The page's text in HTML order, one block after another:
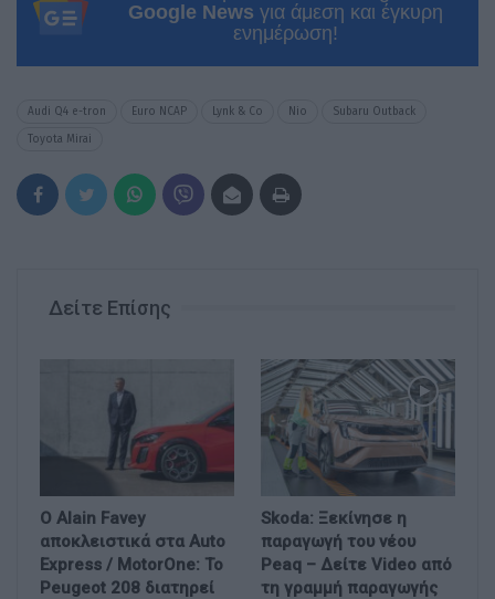
Google News για άμεση και έγκυρη
ενημέρωση!
Audi Q4 e-tron Euro NCAP Lynk & Co Nio Subaru Outback
Toyota Mirai
Δείτε Επίσης
Ο Alain Favey
αποκλειστικά στα Auto
Express / MotorOne: Το
Peugeot 208 διατηρεί
Skoda: Ξεκίνησε η
παραγωγή του νέου
Peaq – Δείτε Video από
τη γραμμή παραγωγής